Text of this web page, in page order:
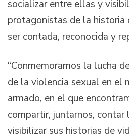
socializar entre ellas y
protagonistas de la historia
ser contada, reconocida y
“Conmemoramos la lucha
de la violencia sexual en el
armado, en el que
compartir, juntarnos, contar
visibilizar sus historias de